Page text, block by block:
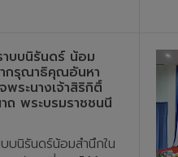
บบนิรันดร์ น้อม
กรุณาธิคุณอันหา
ระนางเจ้าสิริกิติ์
ถ พระบรมราชชนนี
บนิรันดร์น้อมสำนึกใน